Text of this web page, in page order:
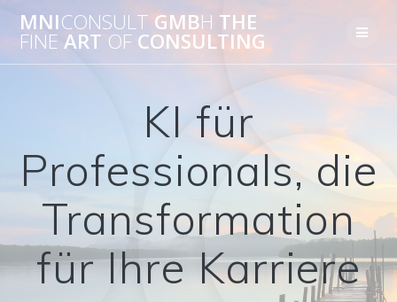
to
content
MNICONSULT GMBH THE
FINE ART OF CONSULTING
KI für
Professionals, die
Transformation
für Ihre Karriere